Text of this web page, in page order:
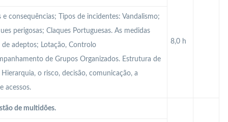
8,0 h
consequências; Tipos de incidentes: Vandalismo;
perigosas; Claques Portuguesas. As medidas
adeptos; Lotação, Controlo
de Grupos Organizados. Estrutura de
o risco, decisão, comunicação, a
acessos.
de multidões.